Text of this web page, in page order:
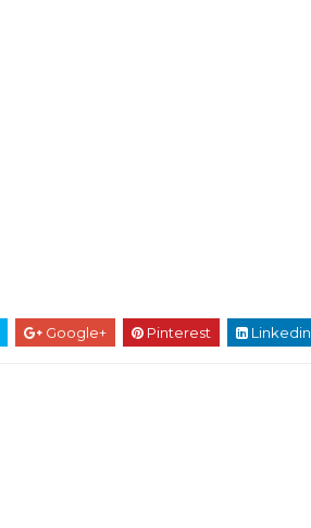
Google+ Pinterest Linkedin